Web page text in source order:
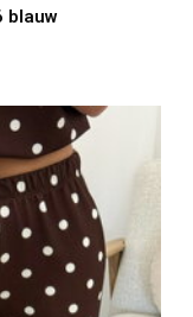
blauw